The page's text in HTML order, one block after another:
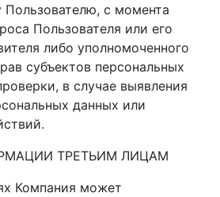
с момента
Пользователя или его
либо уполномоченного
субъектов персональных
в случае выявления
данных или
ТРЕТЬИМ ЛИЦАМ
Компания может